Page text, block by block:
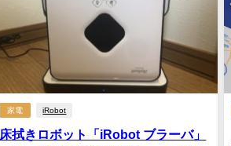
家電 iRobot
床拭きロボット「iRobot ブラーバ」